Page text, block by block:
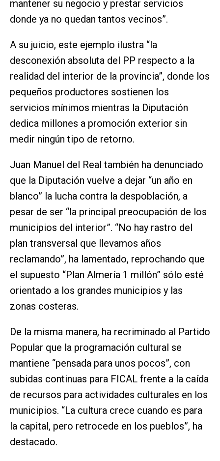
mantener su negocio y prestar servicios
donde ya no quedan tantos vecinos”.
A su juicio, este ejemplo ilustra “la
desconexión absoluta del PP respecto a la
realidad del interior de la provincia”, donde los
pequeños productores sostienen los
servicios mínimos mientras la Diputación
dedica millones a promoción exterior sin
medir ningún tipo de retorno.
Juan Manuel del Real también ha denunciado
que la Diputación vuelve a dejar “un año en
blanco” la lucha contra la despoblación, a
pesar de ser “la principal preocupación de los
municipios del interior”. “No hay rastro del
plan transversal que llevamos años
reclamando”, ha lamentado, reprochando que
el supuesto “Plan Almería 1 millón” sólo esté
orientado a los grandes municipios y las
zonas costeras.
De la misma manera, ha recriminado al Partido
Popular que la programación cultural se
mantiene “pensada para unos pocos”, con
subidas continuas para FICAL frente a la caída
de recursos para actividades culturales en los
municipios. “La cultura crece cuando es para
la capital, pero retrocede en los pueblos”, ha
destacado.